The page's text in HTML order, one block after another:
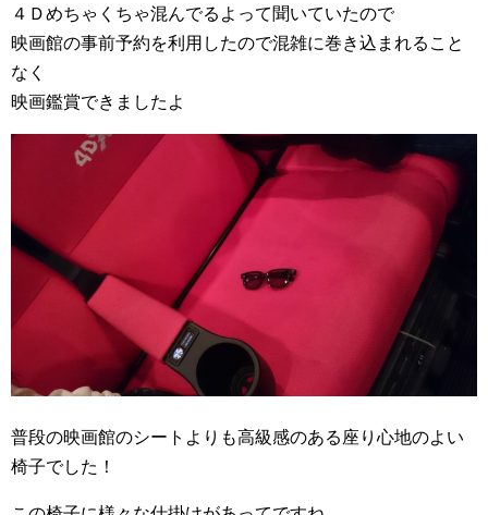
４Ｄめちゃくちゃ混んでるよって聞いていたので
映画館の事前予約を利用したので混雑に巻き込まれること
なく
映画鑑賞できましたよ
普段の映画館のシートよりも高級感のある座り心地のよい
椅子でした！